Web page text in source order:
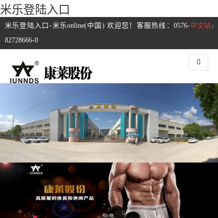
米乐登陆入口
中文站 |
米乐登陆入口-米乐online(中国) 欢迎您！客服热线：0576-
82728666-0